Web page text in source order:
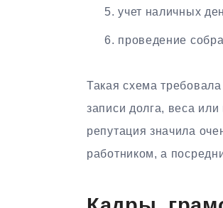
учет наличных
проведение
Такая схема
записи долга, веса
репутация значила
работником, а